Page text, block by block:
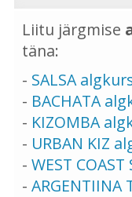
Liitu järgmise
täna:
- SALSA
- BACHATA
- KIZOMBA
- URBAN KIZ
- WEST
- ARGENTIINA